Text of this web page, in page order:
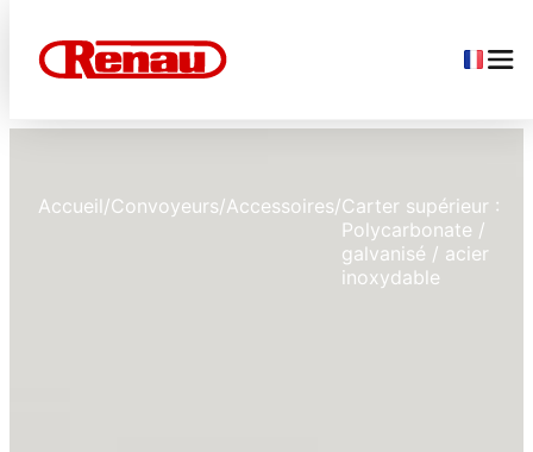
Accueil/Convoyeurs/Accessoires/Carter supérieur :
Polycarbonate /
galvanisé / acier
inoxydable